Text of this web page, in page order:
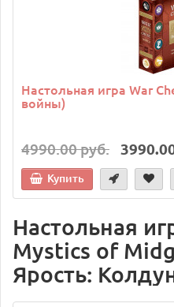
Настольная игра War
войны)
4990.00 руб.
Купить
Настольная
Mystics of
Ярость: